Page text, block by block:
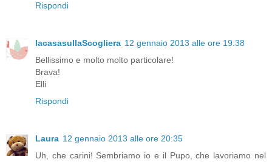
Rispondi
lacasasullaScogliera 12 gennaio 2013 alle ore 19:38
Bellissimo e molto molto particolare!
Brava!
Elli
Rispondi
Laura 12 gennaio 2013 alle ore 20:35
Uh, che carini! Sembriamo io e il Pupo, che lavoriamo nel